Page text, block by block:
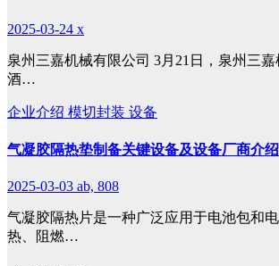
2025-03-24 x
泉州三嘉机械有限公司 3月21日，泉州三
酒…
企业介绍 模切封装 设备
气凝胶隔热垫制备关键设备及设备厂商介绍
2025-03-03 ab, 808
气凝胶隔热片是一种广泛应用于电池包和
热、阻燃…